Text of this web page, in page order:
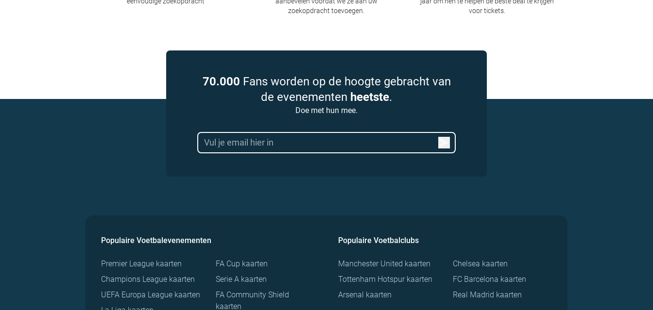
zoekopdracht toevoegen.
voor tickets.
70.000 Fans worden op de hoogte gebracht van
de evenementen heetste.
Doe met hun mee.
Populaire Voetbalevenementen
Premier League kaarten
Champions League kaarten
UEFA Europa League kaarten
FA Cup kaarten
Serie A kaarten
FA Community Shield
kaarten
Populaire Voetbalclubs
Manchester United kaarten
Tottenham Hotspur kaarten
Arsenal kaarten
Chelsea kaarten
FC Barcelona kaarten
Real Madrid kaarten